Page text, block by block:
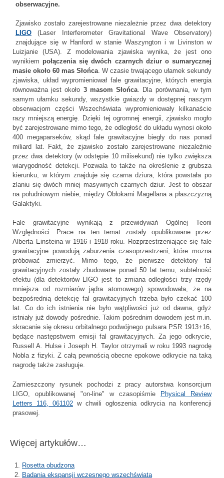
obserwacyjne.
Zjawisko zostało zarejestrowane niezależnie przez dwa detektory
LIGO (Laser Interferometer Gravitational Wave Observatory)
znajdujące się w Hanford w stanie Waszyngton i w Livinston w
Luizjanie (USA). Z modelowania zjawiska wynika, że jest ono
wynikiem połączenia się dwóch czarnych dziur o sumarycznej
masie około 60 mas Słońca. W czasie trwającego ułamek sekundy
zjawiska, układ wypromieniował fale grawitacyjne, których energia
równoważna jest około 3 masom Słońca. Dla porównania, w tym
samym ułamku sekundy, wszystkie gwiazdy w dostępnej naszym
obserwacjom części Wszechświata wypromieniowały kilkanaście
razy mniejszą energię. Dzięki tej ogromnej energii, zjawisko mogło
być zarejestrowane mimo tego, że odległość do układu wynosi około
400 megaparseków, skąd fale grawitacyjne biegły do nas ponad
miliard lat. Fakt, że zjawisko zostało zarejestrowane niezależnie
przez dwa detektory (w odstępie 10 milisekund) nie tylko zwiększa
wiarygodność detekcji. Pozwala to także na określenie z grubsza
kierunku, w którym znajduje się czarna dziura, która powstała po
zlaniu się dwóch mniej masywnych czarnych dziur. Jest to obszar
na południowym niebie, między Obłokami Magellana a płaszczyzną
Galaktyki.
Fale grawitacyjne wynikają z przewidywań Ogólnej Teorii
Względności. Prace na ten temat zostały opublikowane przez
Alberta Einsteina w 1916 i 1918 roku. Rozprzestrzeniające się fale
grawitacyjne powodują zaburzenia czasoprzestrzeni, które można
próbować zmierzyć. Mimo tego, że pierwsze detektory fal
grawitacyjnych zostały zbudowane ponad 50 lat temu, subtelność
efektu (dla detektorów LIGO jest to zmiana odległości trzy rzędy
mniejsza od rozmiarów jądra atomowego) spowodowała, że na
bezpośrednią detekcję fal grawitacyjnych trzeba było czekać 100
lat. Co do ich istnienia nie było wątpliwości już od dawna, gdyż
istniały już dowody pośrednie. Takim pośrednim dowodem jest m.in.
skracanie się okresu orbitalnego podwójnego pulsara PSR 1913+16,
będące następstwem emisji fal grawitacyjnych. Za jego odkrycie,
Russell A. Hulse i Joseph H. Taylor otrzymali w roku 1993 nagrodę
Nobla z fizyki. Z całą pewnością obecne epokowe odkrycie na taką
nagrodę także zasługuje.
Zamieszczony rysunek pochodzi z pracy autorstwa konsorcjum
LIGO, opublikowanej "on-line" w czasopiśmie Physical Review
Letters 116, 061102 w chwili ogłoszenia odkrycia na konferencji
prasowej.
Więcej artykułów…
Rosetta obudzona
Badania ekspansji wczesnego wszechświata